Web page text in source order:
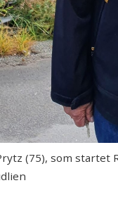
(75), som